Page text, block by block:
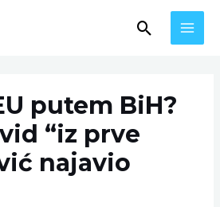
Search
putem BiH?
“iz prve
najavio